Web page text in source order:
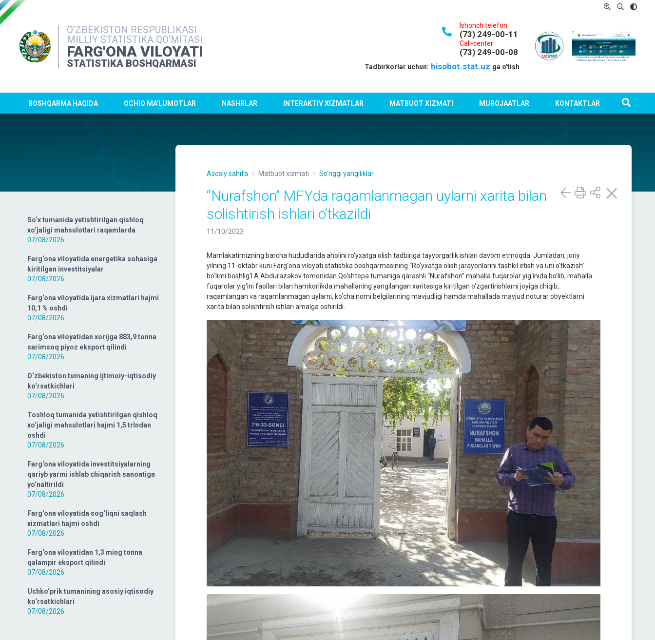
O‘ZBEKISTON RESPUBLIKASI
MILLIY STATISTIKA QO‘MITASI
FARG'ONA VILOYATI
STATISTIKA BOSHQARMASI
Ishonch telefon
(73) 249-00-11
Call-center
(73) 249-00-08
Tadbirkorlar uchun: hisobot.stat.uz ga o'tish
BOSHQARMA HAQIDA OCHIQ MA'LUMOTLAR NASHRLAR INTERAKTIV XIZMATLAR MATBUOT XIZMATI MUROJAATLAR KONTAKTLAR
So‘x tumanida yetishtirilgan qishloq
xo‘jaligi mahsulotlari raqamlarda
07/08/2026
Farg‘ona viloyatida energetika sohasiga
kiritilgan investitsiyalar
07/08/2026
Farg‘ona viloyatida ijara xizmatlari hajmi
10,1 % oshdi
07/08/2026
Farg‘ona viloyatidan xorijga 883,9 tonna
sarimsoq piyoz eksport qilindi
07/08/2026
O‘zbekiston tumaning ijtimoiy-iqtisodiy
ko‘rsatkichlari
07/08/2026
Toshloq tumanida yetishtirilgan qishloq
xo‘jaligi mahsulotlari hajmi 1,5 trlndan
oshdi
07/08/2026
Farg‘ona viloyatida investitsiyalarning
qariyb yarmi ishlab chiqarish sanoatiga
yo‘naltirildi
07/08/2026
Farg‘ona viloyatida sog‘liqni saqlash
xizmatlari hajmi oshdi
07/08/2026
Farg‘ona viloyatidan 1,3 ming tonna
qalampir eksport qilindi
07/08/2026
Uchko‘prik tumanining asosiy iqtisodiy
ko‘rsatkichlari
07/08/2026
Asosiy sahifa Matbuot xizmati So'nggi yangiliklar
“Nurafshon” MFYda raqamlanmagan uylarni xarita bilan
solishtirish ishlari o‘tkazildi
11/10/2023
Mamlakatimizning barcha hududlarida aholini ro‘yxatga olish tadbiriga tayyorgarlik ishlari davom etmoqda. Jumladan, joriy
yilning 11-oktabr kuni Farg‘ona viloyati statistika boshqarmasining “Ro‘yxatga olish jarayonlarini tashkil etish va uni o‘tkazish”
bo‘limi boshlig‘I A.Abdurazakov tomonidan Qo‘shtepa tumaniga qarashli “Nurafshon” mahalla fuqarolar yig‘inida bo‘lib, mahalla
fuqarolar yig‘ini faollari bilan hamkorlikda mahallaning yangilangan xaritasiga kiritilgan o‘zgartirishlarni joyiga chiqib,
raqamlangan va raqamlanmagan uylarni, ko‘cha nomi belgilarining mavjudligi hamda mahallada mavjud noturar obyektlarni
xarita bilan solishtirish ishlari amalga oshirildi.